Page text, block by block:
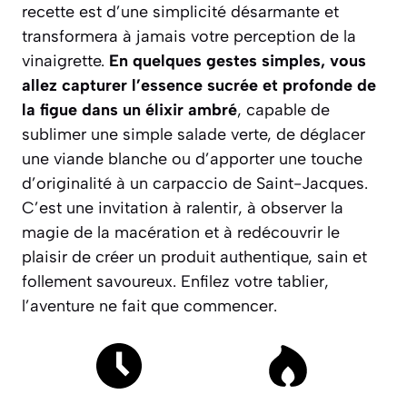
recette est d’une simplicité désarmante et
transformera à jamais votre perception de la
vinaigrette. En quelques gestes simples, vous
allez capturer l’essence sucrée et profonde de
la figue dans un élixir ambré, capable de
sublimer une simple salade verte, de déglacer
une viande blanche ou d’apporter une touche
d’originalité à un carpaccio de Saint-Jacques.
C’est une invitation à ralentir, à observer la
magie de la macération et à redécouvrir le
plaisir de créer un produit authentique, sain et
follement savoureux. Enfilez votre tablier,
l’aventure ne fait que commencer.